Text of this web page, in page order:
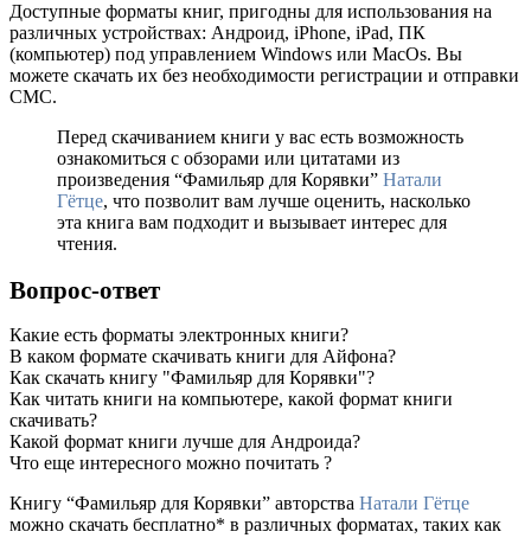
Доступные форматы книг, пригодны для использования на
различных устройствах: Андроид, iPhone, iPad, ПК
(компьютер) под управлением Windows или MacOs. Вы
можете скачать их без необходимости регистрации и отправки
СМС.
Перед скачиванием книги у вас есть возможность
ознакомиться с обзорами или цитатами из
произведения “Фамильяр для Корявки” Натали
Гётце, что позволит вам лучше оценить, насколько
эта книга вам подходит и вызывает интерес для
чтения.
Вопрос-ответ
Какие есть форматы электронных книги?
В каком формате скачивать книги для Айфона?
Как скачать книгу "Фамильяр для Корявки"?
Как читать книги на компьютере, какой формат книги
скачивать?
Какой формат книги лучше для Андроида?
Что еще интересного можно почитать ?
Книгу “Фамильяр для Корявки” авторства Натали Гётце
можно скачать бесплатно* в различных форматах, таких как